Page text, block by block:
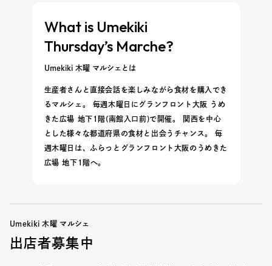
What is Umekiki
Thursday’s Marche?
Umekiki 木曜 マルシェとは
生産者さんと直接会話を楽しみながら食材を購入でき
るマルシェ。 毎週木曜日にグランフロント大阪 うめ
きた広場 地下1階(南館入口前)で開催。 関西を中心
とした様々な都道府県の食材と出会うチャンス。 毎
週木曜日は、ふらっとグランフロント大阪のうめきた
広場 地下1階へ。
Umekiki 木曜 マルシェ
出店者募集中